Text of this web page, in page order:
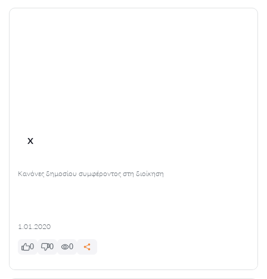
x
Κανόνες δημοσίου συμφέροντος στη διοίκηση
1.01.2020
0 0 0